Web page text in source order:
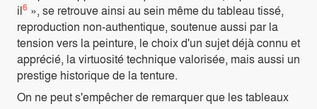
il6 », se retrouve ainsi au sein même du tableau tissé,
reproduction non-authentique, soutenue aussi par la
tension vers la peinture, le choix d'un sujet déjà connu et
apprécié, la virtuosité technique valorisée, mais aussi un
prestige historique de la tenture.
On ne peut s'empêcher de remarquer que les tableaux